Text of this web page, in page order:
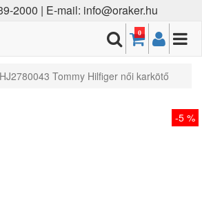
2000 | E-mail: info@oraker.hu
0
Tommy Hilfiger női karkötő
-5 %